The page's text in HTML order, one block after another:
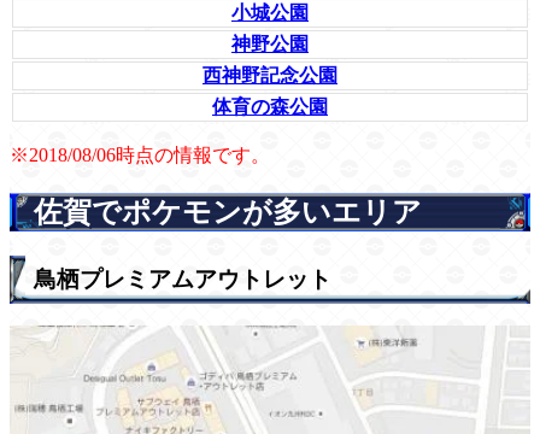
小城公園
神野公園
西神野記念公園
体育の森公園
※2018/08/06時点の情報です。
佐賀でポケモンが多いエリア
鳥栖プレミアムアウトレット